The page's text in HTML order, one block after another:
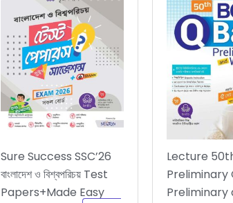
Sure Success SSC’26
বাংলাদেশ ও বিশ্বপরিচয় Test
Papers+Made Easy
Lecture
Preliminary
Preliminary